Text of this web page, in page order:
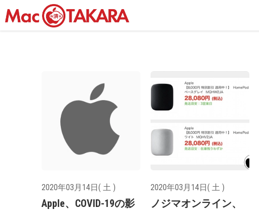
2020年03月14日( 土 )
Apple、COVID-19の影
2020年03月14日( 土 )
ノジマオンライン、